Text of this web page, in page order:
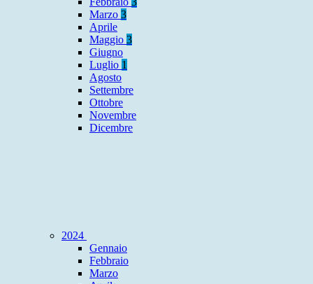
Marzo 3
Aprile
Maggio 3
Giugno
Luglio 1
Agosto
Settembre
Ottobre
Novembre
Dicembre
2024
Gennaio
Febbraio
Marzo